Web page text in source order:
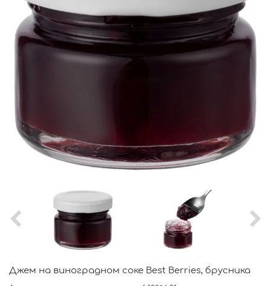
Джем на виноградном соке Best Berries, брусника